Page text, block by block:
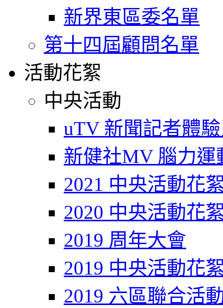
新界東區委名單
第十四屆顧問名單
活動花絮
中央活動
uTV 新聞記者體
新健社MV 腦力運
2021 中央活動花
2020 中央活動花
2019 周年大會
2019 中央活動花
2019 六區聯合活